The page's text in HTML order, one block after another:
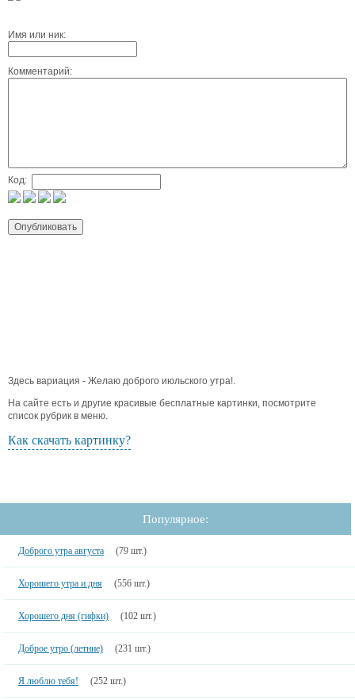
Имя или ник:
Комментарий:
Код:
Здесь вариация - Желаю доброго июльского утра!.
На сайте есть и другие красивые бесплатные картинки, посмотрите
список рубрик в меню.
Как скачать картинку?
Популярное:
Доброго утра августа (79 шт.)
Хорошего утра и дня (556 шт.)
Хорошего дня (гифки) (102 шт.)
Доброе утро (летние) (231 шт.)
Я люблю тебя! (252 шт.)